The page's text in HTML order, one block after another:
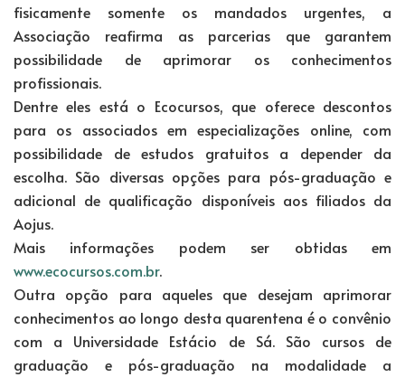
fisicamente somente os mandados urgentes, a
Associação reafirma as parcerias que garantem
possibilidade de aprimorar os conhecimentos
profissionais.
Dentre eles está o Ecocursos, que oferece descontos
para os associados em especializações online, com
possibilidade de estudos gratuitos a depender da
escolha. São diversas opções para pós-graduação e
adicional de qualificação disponíveis aos filiados da
Aojus.
Mais informações podem ser obtidas em
www.ecocursos.com.br.
Outra opção para aqueles que desejam aprimorar
conhecimentos ao longo desta quarentena é o convênio
com a Universidade Estácio de Sá. São cursos de
graduação e pós-graduação na modalidade a